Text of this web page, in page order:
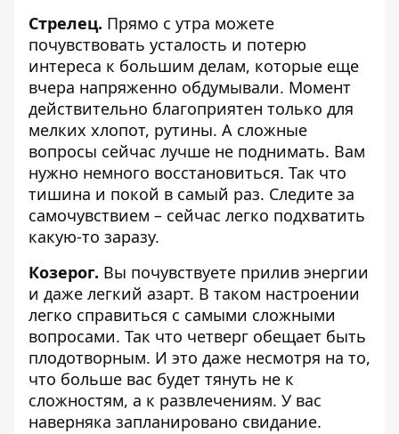
Стрелец. Прямо с утра можете
почувствовать усталость и потерю
интереса к большим делам, которые еще
вчера напряженно обдумывали. Момент
действительно благоприятен только для
мелких хлопот, рутины. А сложные
вопросы сейчас лучше не поднимать. Вам
нужно немного восстановиться. Так что
тишина и покой в самый раз. Следите за
самочувствием – сейчас легко подхватить
какую-то заразу.
Козерог. Вы почувствуете прилив энергии
и даже легкий азарт. В таком настроении
легко справиться с самыми сложными
вопросами. Так что четверг обещает быть
плодотворным. И это даже несмотря на то,
что больше вас будет тянуть не к
сложностям, а к развлечениям. У вас
наверняка запланировано свидание.